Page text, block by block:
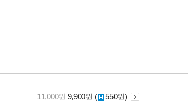
11,000원9,900원 (
550원)